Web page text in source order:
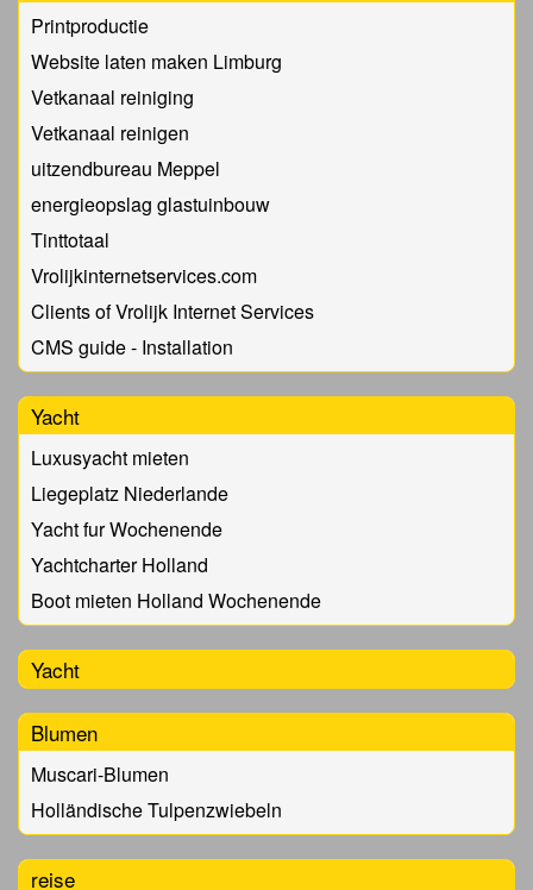
Printproductie
Website laten maken Limburg
Vetkanaal reiniging
Vetkanaal reinigen
uitzendbureau Meppel
energieopslag glastuinbouw
Tinttotaal
Vrolijkinternetservices.com
Clients of Vrolijk Internet Services
CMS guide - Installation
Yacht
Luxusyacht mieten
Liegeplatz Niederlande
Yacht fur Wochenende
Yachtcharter Holland
Boot mieten Holland Wochenende
Yacht
Blumen
Muscari-Blumen
Holländische Tulpenzwiebeln
reise